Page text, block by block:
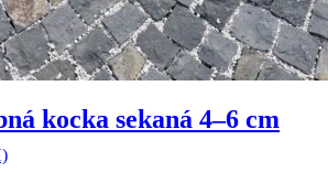
kocka sekaná 4–6 cm